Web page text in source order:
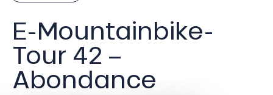
E-Mountainbike-
Tour 42 –
Abondance